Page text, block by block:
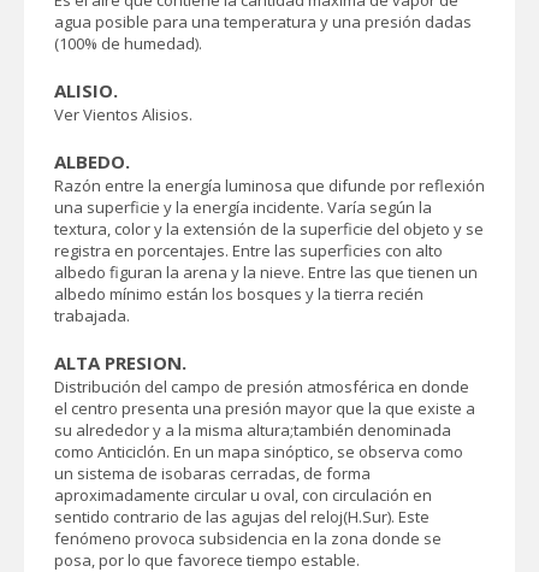
agua posible para una temperatura y una presión dadas
(100% de humedad).
ALISIO.
Ver Vientos Alisios.
ALBEDO.
Razón entre la energía luminosa que difunde por reflexión
una superficie y la energía incidente. Varía según la
textura, color y la extensión de la superficie del objeto y se
registra en porcentajes. Entre las superficies con alto
albedo figuran la arena y la nieve. Entre las que tienen un
albedo mínimo están los bosques y la tierra recién
trabajada.
ALTA PRESION.
Distribución del campo de presión atmosférica en donde
el centro presenta una presión mayor que la que existe a
su alrededor y a la misma altura;también denominada
como Anticiclón. En un mapa sinóptico, se observa como
un sistema de isobaras cerradas, de forma
aproximadamente circular u oval, con circulación en
sentido contrario de las agujas del reloj(H.Sur). Este
fenómeno provoca subsidencia en la zona donde se
posa, por lo que favorece tiempo estable.